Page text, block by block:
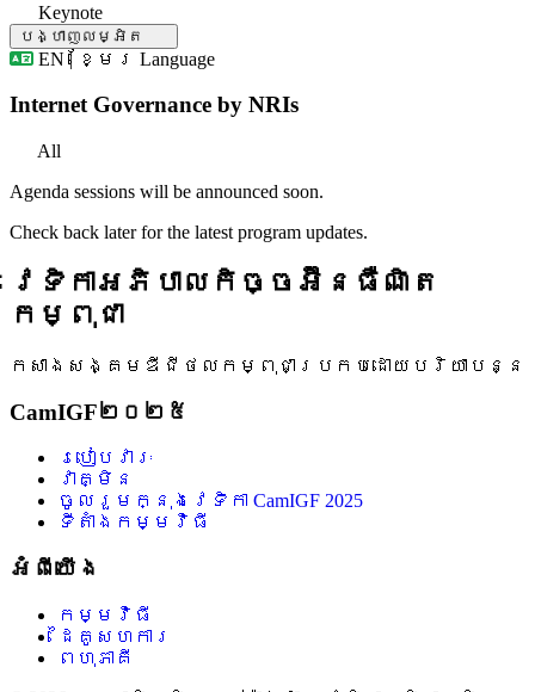
Keynote
បង្ហាញលម្អិត
គោរពភ្លេងជាតិនៃព្រះរាជាណាចក្រកម្ពុជា ·
សុន្ទរកថាស្វាគមន៍ដោយ
ពុទ្ធិវុធរដ្ឋលេខាធិការ ក្រសួងប្រៃសណីយ៍និង
សុន្ទរកថាដោយ
ទទួលបន្ទុកការិយាល័យ អង្គការយូណេស្កូប្រចាំ
នៅភ្នំពេញ
សុន្ទរកថាដោយ
លោក ធី ទ្រី
នាយកប្រតិបត្តិ/
និពន្ធនាយក អង្គការទិន្នន័យអំពីការ
អភិវឌ្ឍ កម្ពុជា (ODC)
សុន្ទរកថាដោយ លោក Chengetai Masangoប្រធាន
ការិយាល័យ លេខាធិការដ្ឋានអង្គការសហប្រជា
ជាតិ (UN) នៃវេទិកាអភិបាលកិច្ចអ៊ីនធឺណិត
សុន្ទរកថាបើកដោយ
ឯកឧត្តមបណ្ឌិត ជា
វ៉ាន់ដេតរដ្ឋមន្ត្រីក្រសួងប្រៃសណីយ៍និង
ការសម្ភោធជាផ្លូវការអនុសាសន៍វាយតម្លៃការ
ROAM-X របស់យូណេស្កូ
EN | ខ្មែរ Language
Internet Governance by NRIs
All
Agenda sessions will be announced soon.
Check back later for the latest program updates.
វេទិកាអភិបាលកិច្ចអ៊ីនធឺណិត
កម្ពុជា
កសាងសង្គមឌីជីថលកម្ពុជាប្រកបដោយបរិយាបន្ន
CamIGF២០២៥
របៀបវារៈ
វាគ្មិន
ចូលរួមក្នុងវេទិកា CamIGF 2025
ទីតាំងកម្មវិធី
អំពីយើង
កម្មវិធី
ដៃគូសហការ
ពហុភាគី